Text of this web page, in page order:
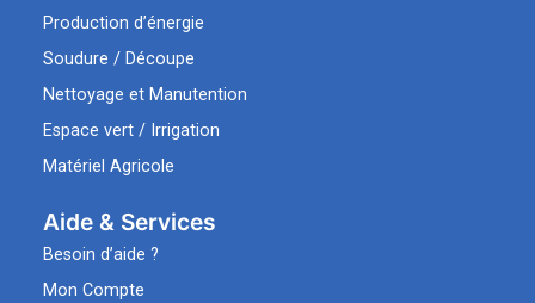
Production d’énergie
Soudure / Découpe
Nettoyage et Manutention
Espace vert / Irrigation
Matériel Agricole
Aide & Services​
Besoin d’aide ?
Mon Compte